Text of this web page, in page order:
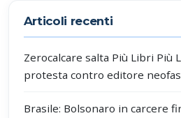
Articoli recenti
Zerocalcare salta Più Libri Più
protesta contro editore
Brasile: Bolsonaro in carcere